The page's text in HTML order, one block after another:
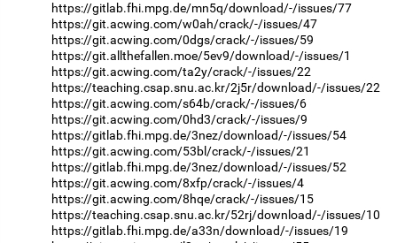
https://gitlab.fhi.mpg.de/mn5q/download/-/issues/77
https://git.acwing.com/w0ah/crack/-/issues/47
https://git.acwing.com/0dgs/crack/-/issues/59
https://git.allthefallen.moe/5ev9/download/-/issues/1
https://git.acwing.com/ta2y/crack/-/issues/22
https://teaching.csap.snu.ac.kr/2j5r/download/-/issues/22
https://git.acwing.com/s64b/crack/-/issues/6
https://git.acwing.com/0hd3/crack/-/issues/9
https://gitlab.fhi.mpg.de/3nez/download/-/issues/54
https://git.acwing.com/53bl/crack/-/issues/21
https://gitlab.fhi.mpg.de/3nez/download/-/issues/52
https://git.acwing.com/8xfp/crack/-/issues/4
https://git.acwing.com/8hqe/crack/-/issues/15
https://teaching.csap.snu.ac.kr/52rj/download/-/issues/10
https://gitlab.fhi.mpg.de/a33n/download/-/issues/19